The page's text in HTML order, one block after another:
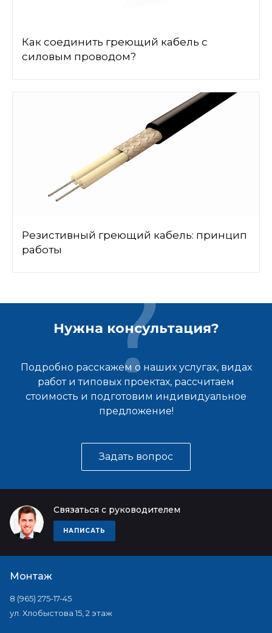
Как соединить греющий кабель с
силовым проводом?
Резистивный греющий кабель: принцип
работы
Нужна консультация?
Подробно расскажем о наших услугах, видах
работ и типовых проектах, рассчитаем
стоимость и подготовим индивидуальное
предложение!
Задать вопрос
Связаться с руководителем
НАПИСАТЬ
Монтаж
8 (965) 275-17-45
ул. Хлобыстова 15, 2 этаж